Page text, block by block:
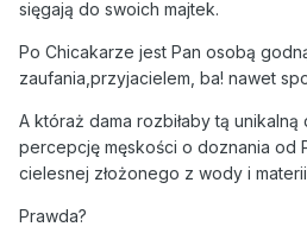
sięgają do swoich majtek.
Po Chicakarze jest Pan osobą
zaufania,przyjacielem, ba! nawet
A któraż dama rozbiłaby tą unikalną
percepcję męskości o doznania od
cielesnej złożonego z wody i materii
Prawda?